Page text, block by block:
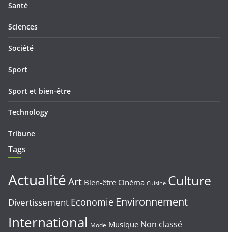
Santé
Sciences
Société
Sport
Sport et bien-être
Technology
Tribune
Tags
ActualitéArt Bien-être Cinéma Cuisine Culture
Divertissement Economie Environnement
International Mode Musique Non classé